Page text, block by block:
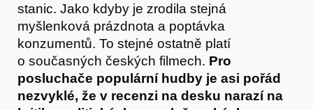
stanic. Jako kdyby je zrodila stejná
myšlenková prázdnota a poptávka
konzumentů. To stejné ostatně platí
o současných českých filmech. Pro
posluchače populární hudby je asi pořád
nezvyklé, že v recenzi na desku narazí na